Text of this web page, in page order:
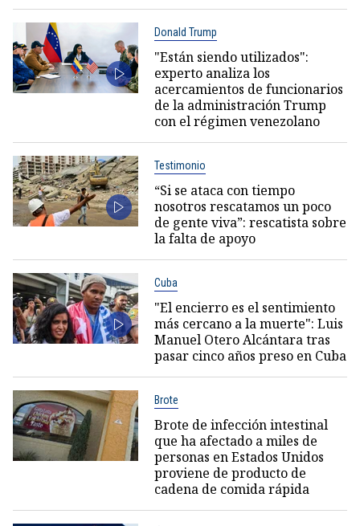
Donald Trump
"Están siendo utilizados":
experto analiza los
acercamientos de funcionarios
de la administración Trump
con el régimen venezolano
Testimonio
“Si se ataca con tiempo
nosotros rescatamos un poco
de gente viva”: rescatista sobre
la falta de apoyo
Cuba
"El encierro es el sentimiento
más cercano a la muerte": Luis
Manuel Otero Alcántara tras
pasar cinco años preso en Cuba
Brote
Brote de infección intestinal
que ha afectado a miles de
personas en Estados Unidos
proviene de producto de
cadena de comida rápida